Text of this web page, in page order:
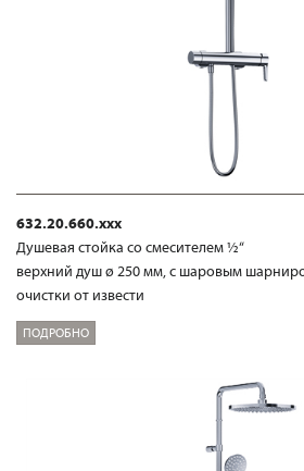
632.20.660.xxx
Душевая стойка со смесителем ½“
верхний душ ø 250 мм, с шаровым
очистки от извести
ПОДРОБНО